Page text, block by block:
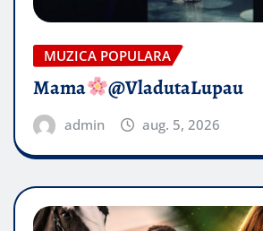
MUZICA POPULARA
Mama @VladutaLupau
admin aug. 5, 2026